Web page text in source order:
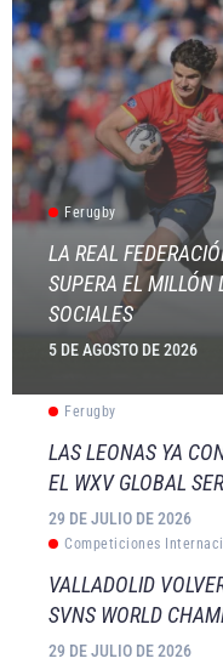
Ferugby
LA REAL
SUPERA EL MILLÓN
SOCIALES
5 DE AGOSTO DE 2026
Ferugby
LAS LEONAS YA
EL WXV GLOBAL
29 DE JULIO DE 2026
Competiciones
VALLADOLID
SVNS WORLD
29 DE JULIO DE 2026